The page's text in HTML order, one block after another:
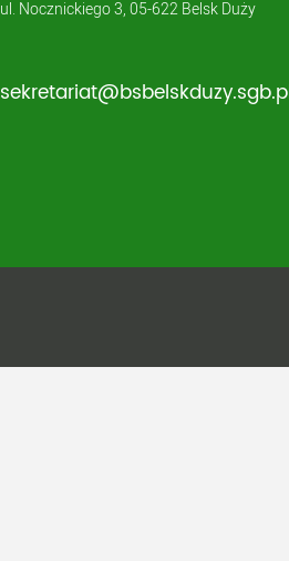
ul. Nocznickiego 3, 05-622 Belsk Duży
sekretariat@bsbelskduzy.sgb.pl